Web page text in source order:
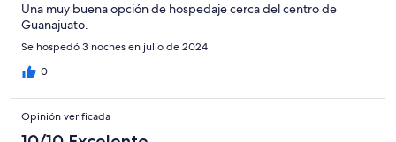
Una muy buena opción de hospedaje cerca del centro de
Guanajuato.
Se hospedó 3 noches en julio de 2024
0
Opinión verificada